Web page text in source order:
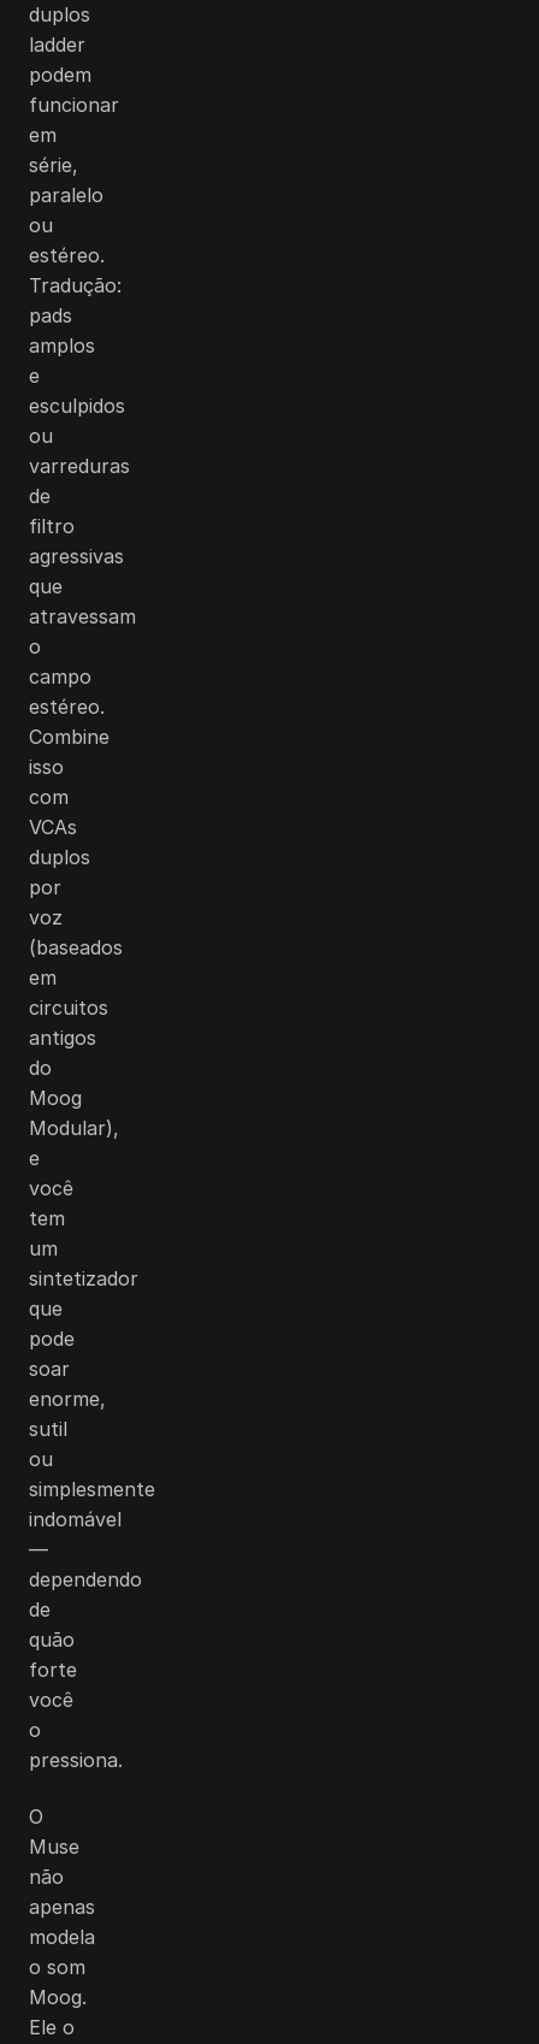
duplos
ladder
podem
funcionar
em
série,
paralelo
ou
estéreo.
Tradução:
pads
amplos
e
esculpidos
ou
varreduras
de
filtro
agressivas
que
atravessam
o
campo
estéreo.
Combine
isso
com
VCAs
duplos
por
voz
(baseados
em
circuitos
antigos
do
Moog
Modular),
e
você
tem
um
sintetizador
que
pode
soar
enorme,
sutil
ou
simplesmente
indomável
—
dependendo
de
quão
forte
você
o
pressiona.
O
Muse
não
apenas
modela
o som
Moog.
Ele o